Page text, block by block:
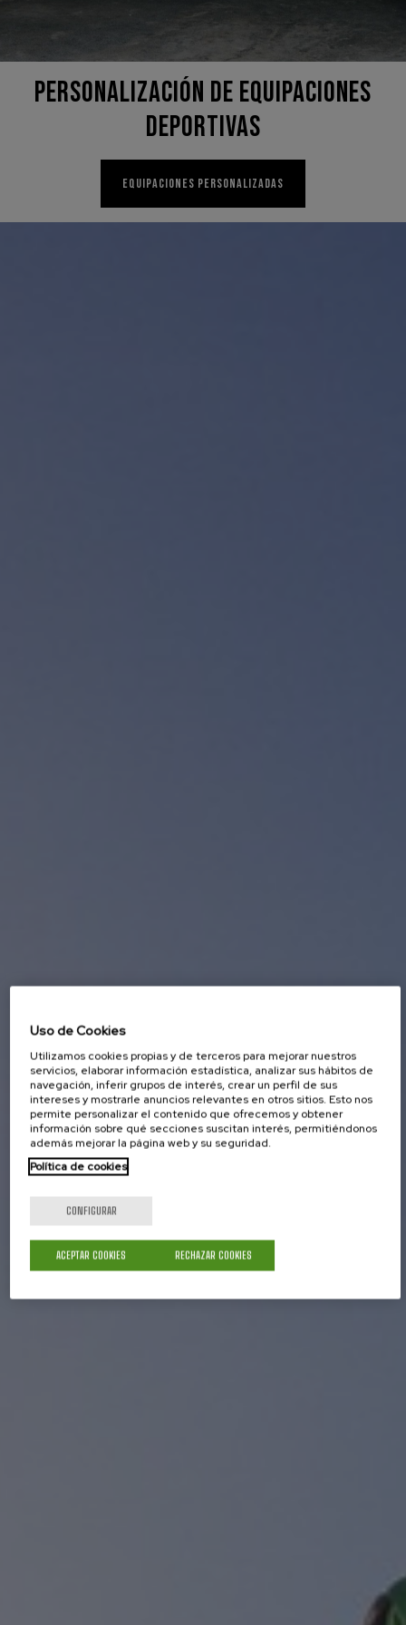
PERSONALIZACIÓN DE EQUIPACIONES
DEPORTIVAS
EQUIPACIONES PERSONALIZADAS
Uso de Cookies
Utilizamos cookies propias y de terceros para mejorar nuestros
servicios, elaborar información estadística, analizar sus hábitos de
navegación, inferir grupos de interés, crear un perfil de sus
intereses y mostrarle anuncios relevantes en otros sitios. Esto nos
permite personalizar el contenido que ofrecemos y obtener
información sobre qué secciones suscitan interés, permitiéndonos
además mejorar la página web y su seguridad.
Política de cookies
CONFIGURAR
RECHAZAR COOKIES
ACEPTAR COOKIES